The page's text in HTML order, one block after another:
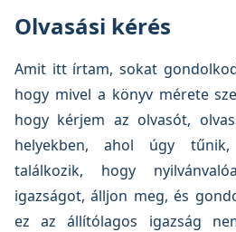
Olvasási kérés
Amit itt írtam, sokat
hogy mivel a könyv mérete
hogy kérjem az olvasót,
helyekben, ahol úgy tűnik,
találkozik, hogy
igazságot, álljon meg, és
ez az állítólagos igazság